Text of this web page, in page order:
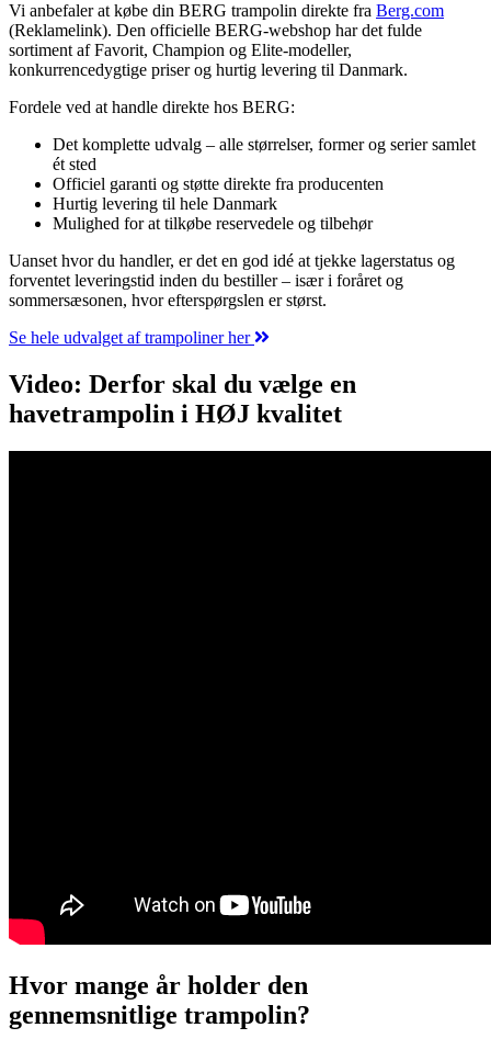
Vi anbefaler at købe din BERG trampolin direkte fra Berg.com
(Reklamelink). Den officielle BERG-webshop har det fulde
sortiment af Favorit, Champion og Elite-modeller,
konkurrencedygtige priser og hurtig levering til Danmark.
Fordele ved at handle direkte hos BERG:
Det komplette udvalg – alle størrelser, former og serier samlet
ét sted
Officiel garanti og støtte direkte fra producenten
Hurtig levering til hele Danmark
Mulighed for at tilkøbe reservedele og tilbehør
Uanset hvor du handler, er det en god idé at tjekke lagerstatus og
forventet leveringstid inden du bestiller – især i foråret og
sommersæsonen, hvor efterspørgslen er størst.
Se hele udvalget af trampoliner her
Video: Derfor skal du vælge en
havetrampolin i HØJ kvalitet
Hvor mange år holder den
gennemsnitlige trampolin?